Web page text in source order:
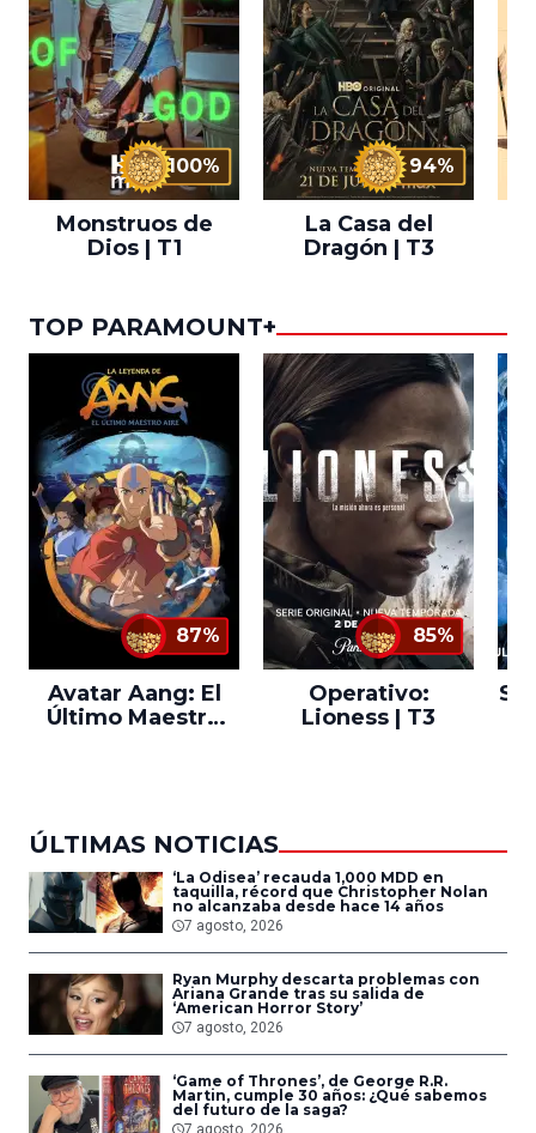
100%
Monstruos de
Dios | T1
94%
La Casa del
Dragón | T3
TOP PARAMOUNT+
87%
Avatar Aang: El
Último Maestro
85%
Operativo:
Lioness | T3
ÚLTIMAS NOTICIAS
‘La Odisea’ recauda 1,000 MDD en
taquilla, récord que Christopher Nolan
no alcanzaba desde hace 14 años
7 agosto, 2026
Ryan Murphy descarta problemas con
Ariana Grande tras su salida de
‘American Horror Story’
7 agosto, 2026
‘Game of Thrones’, de George R.R.
Martin, cumple 30 años: ¿Qué sabemos
del futuro de la saga?